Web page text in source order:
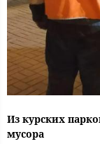
Из курских
мусора